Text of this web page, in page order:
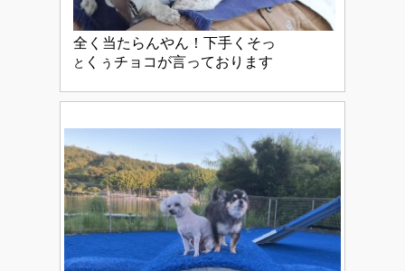
全く当たらんやん！下手くそっ
と くぅチョコが言っております